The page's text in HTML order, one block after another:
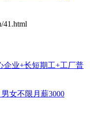
41.html
企业+长短期工+工厂普
女不限月薪3000